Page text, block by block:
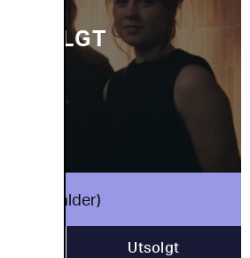
UTSOLGT
ULD (fri alder)
Utsolgt